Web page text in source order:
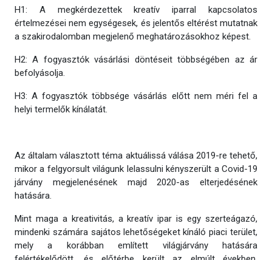
H1: A megkérdezettek kreatív iparral kapcsolatos
értelmezései nem egységesek, és jelentős eltérést mutatnak
a szakirodalomban megjelenő meghatározásokhoz képest.
H2: A fogyasztók vásárlási döntéseit többségében az ár
befolyásolja.
H3: A fogyasztók többsége vásárlás előtt nem méri fel a
helyi termelők kínálatát.
Az általam választott téma aktuálissá válása 2019-re tehető,
mikor a felgyorsult világunk lelassulni kényszerült a Covid-19
járvány megjelenésének majd 2020-as elterjedésének
hatására.
Mint maga a kreativitás, a kreatív ipar is egy szerteágazó,
mindenki számára sajátos lehetőségeket kínáló piaci terület,
mely a korábban említett világjárvány hatására